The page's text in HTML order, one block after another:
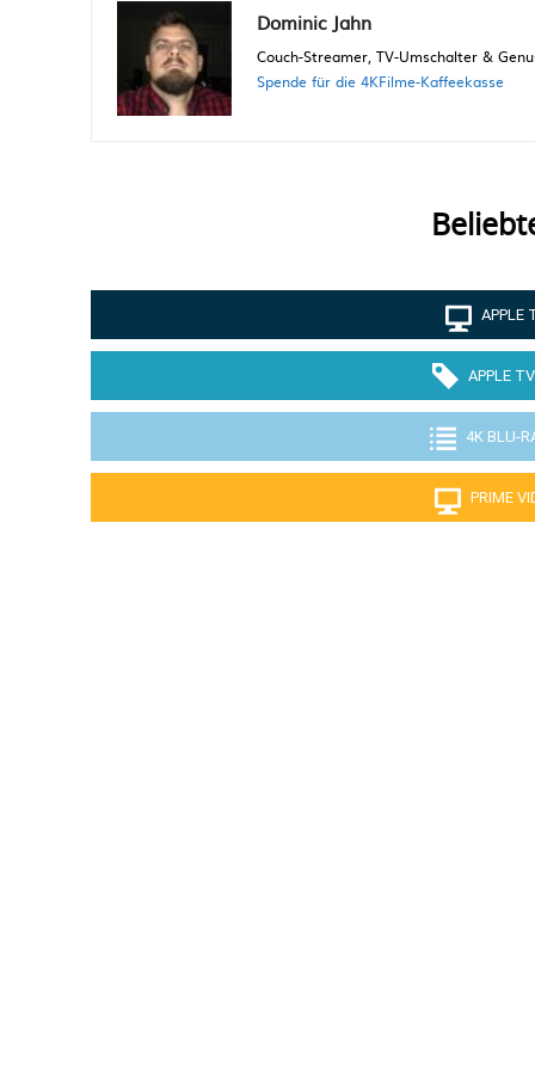
Dominic Jahn
Couch-Streamer, TV-Umschalter &
Spende für die 4KFilme-Kaffeekasse
APPLE
APPLE
4K BLU-
PRIME